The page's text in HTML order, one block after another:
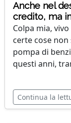
Anche nel
credito, ma
Colpa mia,
certe cose
pompa di
questi anni,
Continua la